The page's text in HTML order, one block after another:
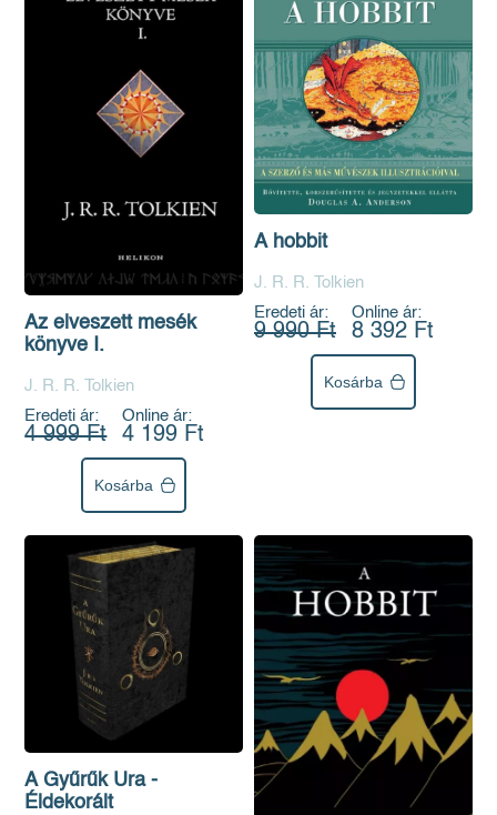
Az elveszett mesék
könyve I.
J. R. R. Tolkien
Eredeti ár:
4 999 Ft
Online ár:
4 199 Ft
Kosárba
A hobbit
J. R. R. Tolkien
Eredeti ár:
9 990 Ft
Online ár:
8 392 Ft
Kosárba
A Gyűrűk Ura -
Éldekorált